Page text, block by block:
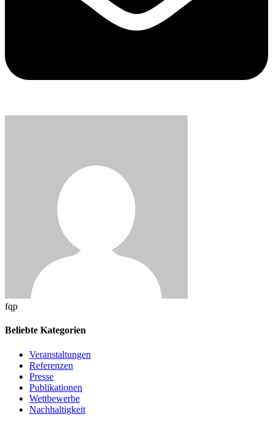
fqp
Beliebte Kategorien
Veranstaltungen
Referenzen
Presse
Publikationen
Wettbewerbe
Nachhaltigkeit